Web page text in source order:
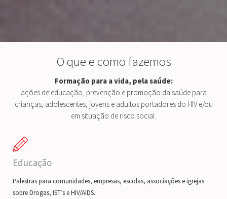
O que e como fazemos
Formação para a vida, pela saúde:
ações de educação, prevenção e promoção da saúde para
crianças, adolescentes, jovens e adultos portadores do HIV e/ou
em situação de risco social.
Educação
Palestras para comunidades, empresas, escolas, associações e igrejas
sobre Drogas, IST’s e HIV/AIDS.